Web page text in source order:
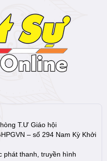
T.Ư Giáo hội
– số 294 Nam Kỳ Khởi
phát thanh, truyền hình